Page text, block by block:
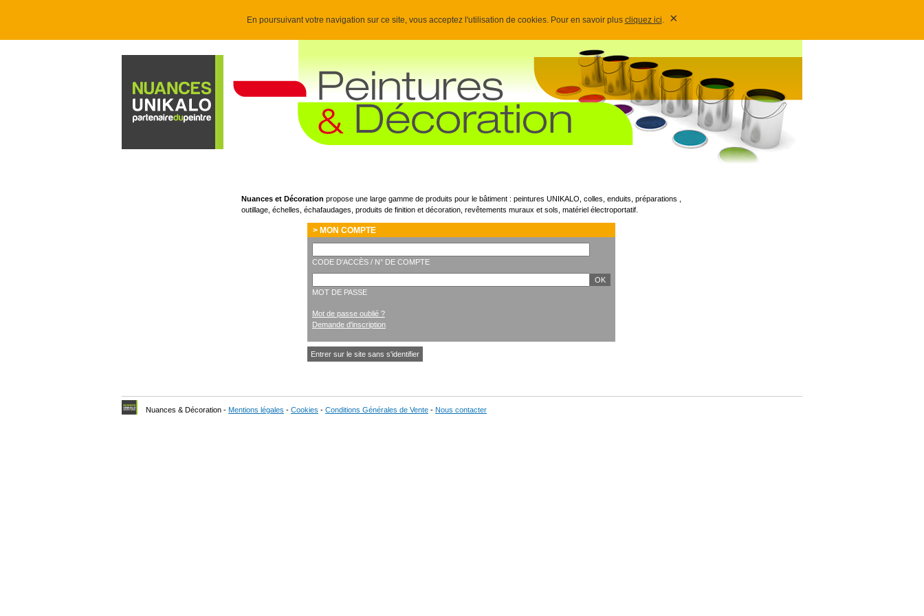
En poursuivant votre navigation sur ce site, vous acceptez l'utilisation de cookies. Pour en savoir plus cliquez ici. ×
Nuances et Décoration propose une large gamme de produits pour le bâtiment : peintures UNIKALO, colles, enduits, préparations ,
outillage, échelles, échafaudages, produits de finition et décoration, revêtements muraux et sols, matériel électroportatif.
> MON COMPTE
CODE D'ACCÈS / N° DE COMPTE
MOT DE PASSE
Mot de passe oublié ?
Demande d'inscription
Entrer sur le site sans s'identifier
Nuances & Décoration - Mentions légales - Cookies - Conditions Générales de Vente - Nous contacter